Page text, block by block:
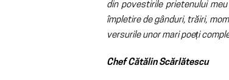
din povestirile prietenului
împletire de gânduri, trăiri,
versurile unor mari poeți
Chef Cătălin Scărlătescu